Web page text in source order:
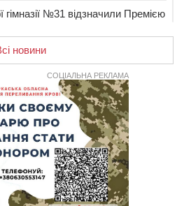
гімназії №31 відзначили Премією
Мистецько-краєзнавча
попрощалися із
від тяжких поранень
у Будищі зіткнулися два
за електроенергію
та інфляційні втрати
за кількістю штрафів для
даних про транспорт до
новини
СОЦІАЛЬНА РЕКЛАМА